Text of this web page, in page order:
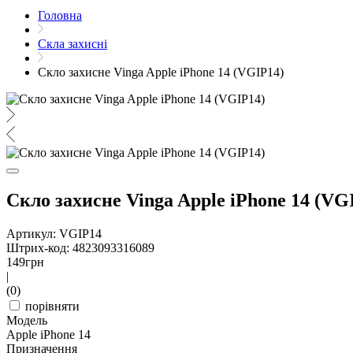
Головна
Скла захисні
Скло захисне Vinga Apple iPhone 14 (VGIP14)
Скло захисне Vinga Apple iPhone 14
Артикул: VGIP14
Штрих-код: 4823093316089
149грн
|
(0)
порівняти
Модель
Apple iPhone 14
Призначення